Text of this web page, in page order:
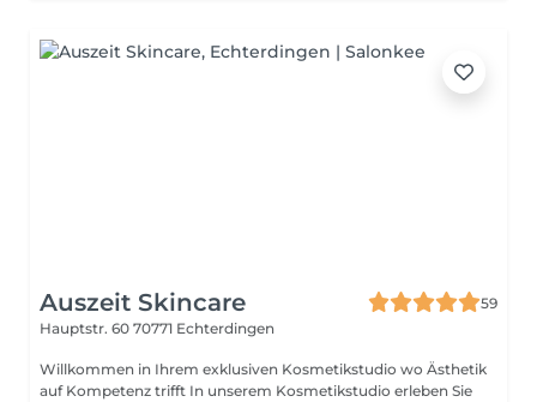
Auszeit Skincare
59
Hauptstr. 60 70771 Echterdingen
Willkommen in Ihrem exklusiven Kosmetikstudio wo Ästhetik
auf Kompetenz trifft In unserem Kosmetikstudio erleben Sie